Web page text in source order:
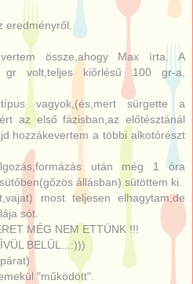
eredményről.
össze,ahogy Max ìrta. A
gr volt,teljes kiőrlésű 100 gr-a,
típus vagyok,(és,mert sürgette a
az első fázisban,az előtésztánál
hozzákevertem a többi alkotórészt
után még 1 óra
állásban) sütöttem ki.
most teljesen elhagytam,de
sót.
MÉG NEM ETTÜNK !!!
BELÜL...:)))
"működött".